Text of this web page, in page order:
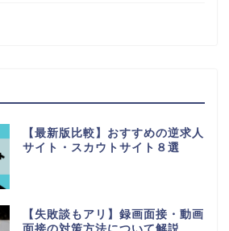
【最新版比較】おすすめの逆求人
サイト・スカウトサイト８選
【失敗談もアリ】録画面接・動画